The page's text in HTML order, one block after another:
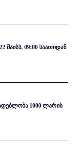
09:00 საათიდან
1000 ლარის